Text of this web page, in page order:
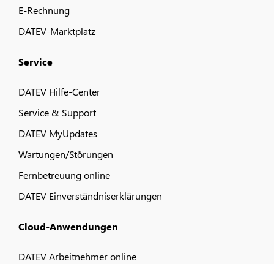
E-Rechnung
DATEV-Marktplatz
Service
DATEV Hilfe-Center
Service & Support
DATEV MyUpdates
Wartungen/Störungen
Fernbetreuung online
DATEV Einverständniserklärungen
Cloud-Anwendungen
DATEV Arbeitnehmer online